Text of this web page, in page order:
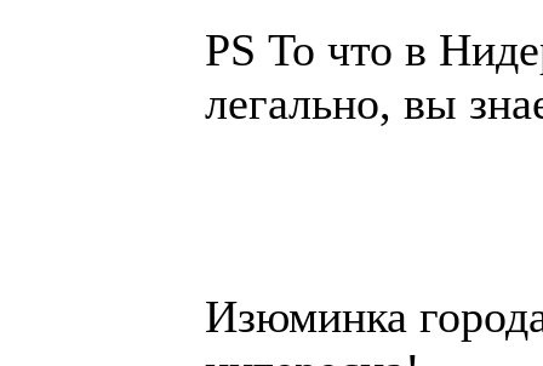
PS То что в
легально, вы
Изюминка